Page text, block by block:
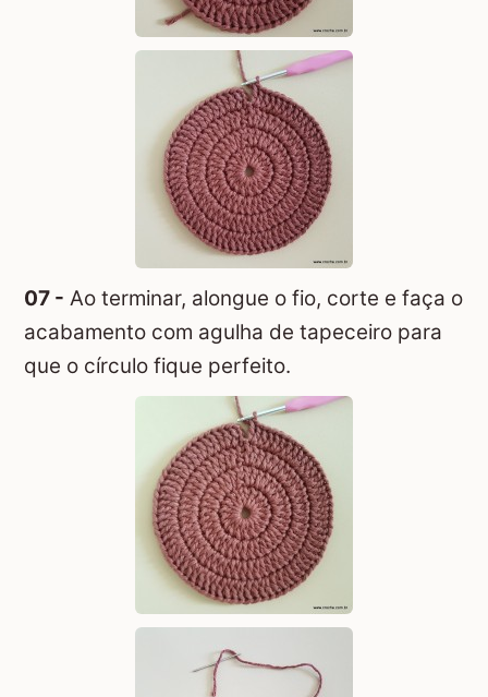
07 - Ao terminar, alongue o fio, corte e faça o
acabamento com agulha de tapeceiro para
que o círculo fique perfeito.